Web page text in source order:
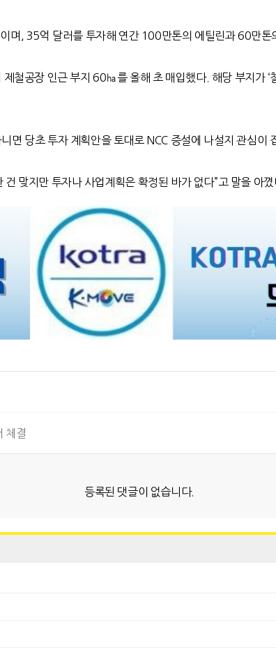
며, 35억 달러를 투자해 연간 100만톤의 에틸린과 60만톤
공장 인근 부지 60㏊를 올해 초 매입했다. 해당 부지가 ‘
면 당초 투자 계획안을 토대로 NCC 증설에 나설지 관심이
맞지만 투자나 사업계획은 확정된 바가 없다”고 말을 아꼈
체결
등록된 댓글이 없습니다.